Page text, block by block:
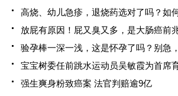
高烧、幼儿急疹，退烧药选对了吗？如
放屁有原因！屁又臭又多，是大肠癌前
验孕棒一深一浅，这是怀孕了吗？别急
宝宝树委任前跳水运动员吴敏霞为首席
强生爽身粉致癌案 法官判赔逾9亿